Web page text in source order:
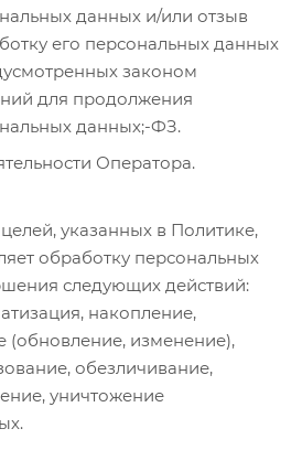
данных и/или отзыв
его персональных данных
законом
для продолжения
данных;-ФЗ.
Оператора.
указанных в Политике,
обработку персональных
следующих действий:
накопление,
(обновление, изменение),
обезличивание,
уничтожение